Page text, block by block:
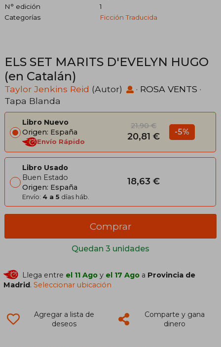
N° edición
1
Categorías
Ficción Traducida
ELS SET MARITS D'EVELYN HUGO
(en Catalán)
Taylor Jenkins Reid (Autor) · ROSA VENTS ·
Tapa Blanda
Libro Nuevo
Origen: España
Envío Rápido
21,90 €
20,81 € -5%
Libro Usado
Buen Estado
Origen: España
Envío: 4 a 5 días háb.
18,63 €
Quedan 3 unidades
Comprar
Llega entre el 11 Ago y el 17 Ago a Provincia de
Madrid.Seleccionar ubicación
Agregar a lista de
deseos
Comparte y gana
dinero